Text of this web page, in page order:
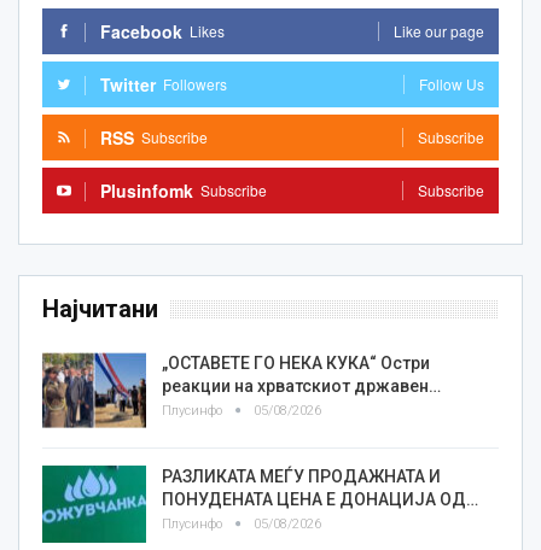
Facebook Likes Like our page
Twitter Followers Follow Us
RSS Subscribe Subscribe
Plusinfomk Subscribe Subscribe
Најчитани
„ОСТАВЕТЕ ГО НЕКА КУКА“ Остри
реакции на хрватскиот државен…
Плусинфо 05/08/2026
РАЗЛИКАТА МЕЃУ ПРОДАЖНАТА И
ПОНУДЕНАТА ЦЕНА Е ДОНАЦИЈА ОД…
Плусинфо 05/08/2026